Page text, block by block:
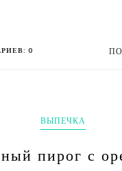
0
ВЫПЕЧКА
пирог с